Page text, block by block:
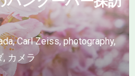
,Carl Zeiss,photography,
, カメラ